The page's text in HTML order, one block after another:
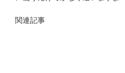
関連記事